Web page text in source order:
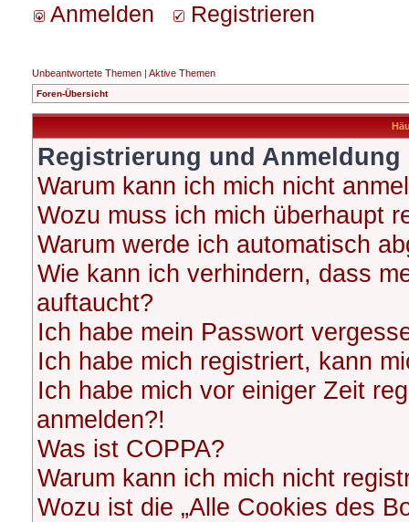
Anmelden Registrieren
Unbeantwortete Themen | Aktive Themen
Foren-Übersicht
Registrierung und Anmeldung
Warum kann ich mich nicht
Wozu muss ich mich überhaupt
Warum werde ich automatisch
Wie kann ich verhindern, dass
auftaucht?
Ich habe mein Passwort
Ich habe mich registriert, kann
Ich habe mich vor einiger Zeit
anmelden?!
Was ist COPPA?
Warum kann ich mich nicht
Wozu ist die „Alle Cookies des